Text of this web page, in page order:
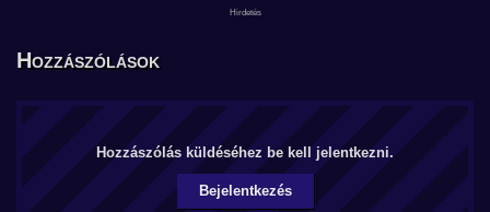
Hozzászólások
Hozzászólás küldéséhez be kell jelentkezni.
Bejelentkezés